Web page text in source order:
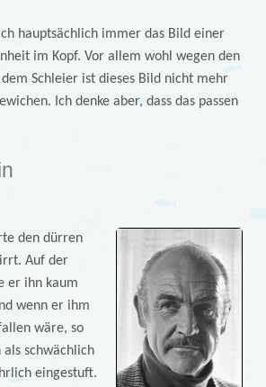
hauptsächlich immer das Bild einer
im Kopf. Vor allem wohl wegen den
Schleier ist dieses Bild nicht mehr
Ich denke aber, dass das passen
den dürren
Auf der
er ihn kaum
wenn er ihm
wäre, so
schwächlich
eingestuft.